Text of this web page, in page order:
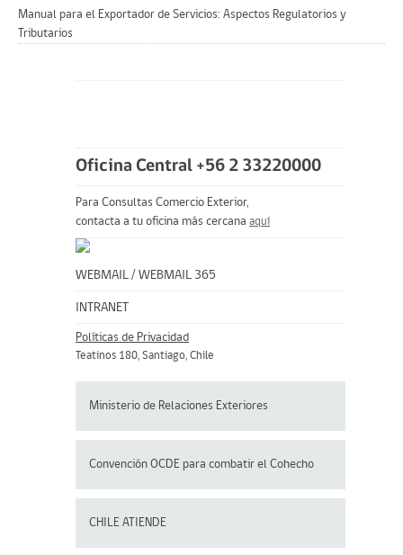
Manual para el Exportador de Servicios: Aspectos Regulatorios y
Tributarios
Oficina Central +56 2 33220000
Para Consultas Comercio Exterior,
contacta a tu oficina más cercana aquí
WEBMAIL / WEBMAIL 365
INTRANET
Políticas de Privacidad
Teatinos 180, Santiago, Chile
Ministerio de Relaciones Exteriores
Convención OCDE para combatir el Cohecho
CHILE ATIENDE